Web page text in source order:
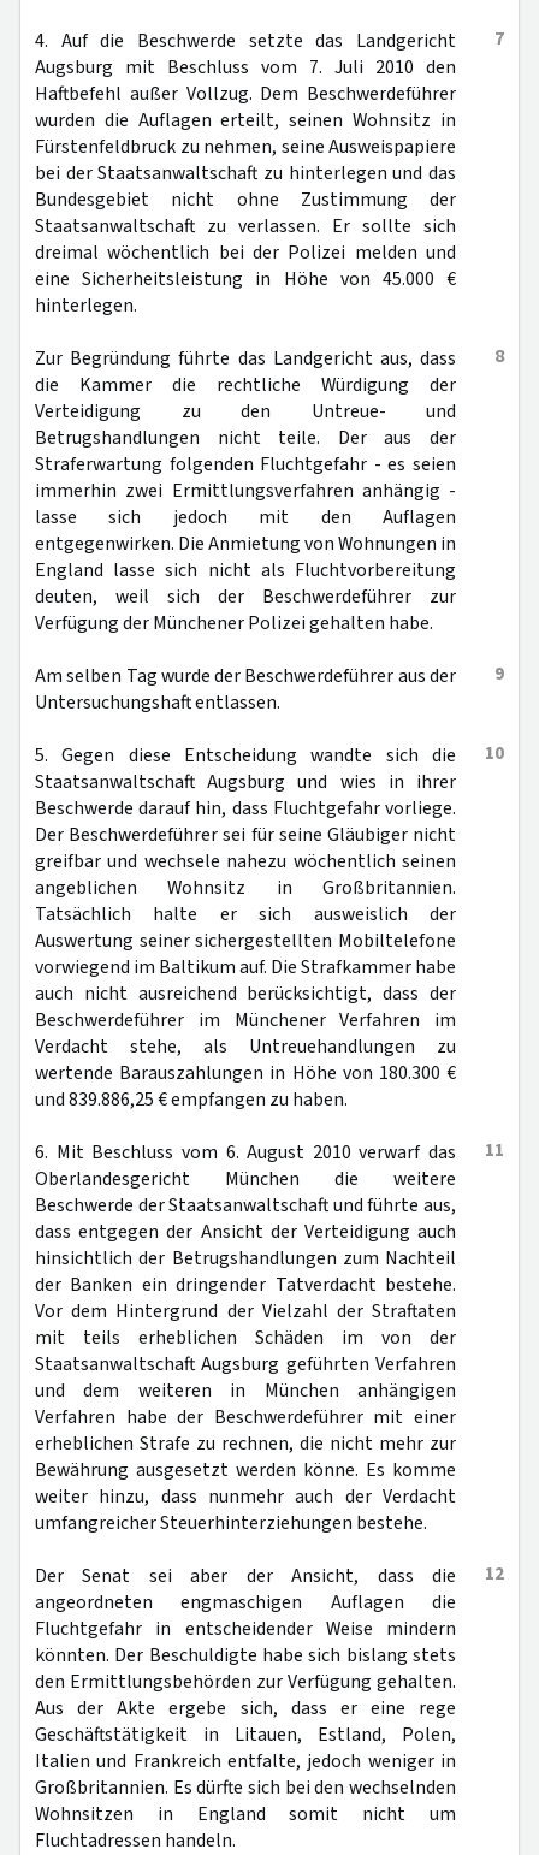
7
4. Auf die Beschwerde setzte das Landgericht
Augsburg mit Beschluss vom 7. Juli 2010 den
Haftbefehl außer Vollzug. Dem Beschwerdeführer
wurden die Auflagen erteilt, seinen Wohnsitz in
Fürstenfeldbruck zu nehmen, seine Ausweispapiere
bei der Staatsanwaltschaft zu hinterlegen und das
Bundesgebiet nicht ohne Zustimmung der
Staatsanwaltschaft zu verlassen. Er sollte sich
dreimal wöchentlich bei der Polizei melden und
eine Sicherheitsleistung in Höhe von 45.000 €
hinterlegen.
8
Zur Begründung führte das Landgericht aus, dass
die Kammer die rechtliche Würdigung der
Verteidigung zu den Untreue- und
Betrugshandlungen nicht teile. Der aus der
Straferwartung folgenden Fluchtgefahr - es seien
immerhin zwei Ermittlungsverfahren anhängig -
lasse sich jedoch mit den Auflagen
entgegenwirken. Die Anmietung von Wohnungen in
England lasse sich nicht als Fluchtvorbereitung
deuten, weil sich der Beschwerdeführer zur
Verfügung der Münchener Polizei gehalten habe.
9
Am selben Tag wurde der Beschwerdeführer aus der
Untersuchungshaft entlassen.
10
5. Gegen diese Entscheidung wandte sich die
Staatsanwaltschaft Augsburg und wies in ihrer
Beschwerde darauf hin, dass Fluchtgefahr vorliege.
Der Beschwerdeführer sei für seine Gläubiger nicht
greifbar und wechsele nahezu wöchentlich seinen
angeblichen Wohnsitz in Großbritannien.
Tatsächlich halte er sich ausweislich der
Auswertung seiner sichergestellten Mobiltelefone
vorwiegend im Baltikum auf. Die Strafkammer habe
auch nicht ausreichend berücksichtigt, dass der
Beschwerdeführer im Münchener Verfahren im
Verdacht stehe, als Untreuehandlungen zu
wertende Barauszahlungen in Höhe von 180.300 €
und 839.886,25 € empfangen zu haben.
11
6. Mit Beschluss vom 6. August 2010 verwarf das
Oberlandesgericht München die weitere
Beschwerde der Staatsanwaltschaft und führte aus,
dass entgegen der Ansicht der Verteidigung auch
hinsichtlich der Betrugshandlungen zum Nachteil
der Banken ein dringender Tatverdacht bestehe.
Vor dem Hintergrund der Vielzahl der Straftaten
mit teils erheblichen Schäden im von der
Staatsanwaltschaft Augsburg geführten Verfahren
und dem weiteren in München anhängigen
Verfahren habe der Beschwerdeführer mit einer
erheblichen Strafe zu rechnen, die nicht mehr zur
Bewährung ausgesetzt werden könne. Es komme
weiter hinzu, dass nunmehr auch der Verdacht
umfangreicher Steuerhinterziehungen bestehe.
12
Der Senat sei aber der Ansicht, dass die
angeordneten engmaschigen Auflagen die
Fluchtgefahr in entscheidender Weise mindern
könnten. Der Beschuldigte habe sich bislang stets
den Ermittlungsbehörden zur Verfügung gehalten.
Aus der Akte ergebe sich, dass er eine rege
Geschäftstätigkeit in Litauen, Estland, Polen,
Italien und Frankreich entfalte, jedoch weniger in
Großbritannien. Es dürfte sich bei den wechselnden
Wohnsitzen in England somit nicht um
Fluchtadressen handeln.